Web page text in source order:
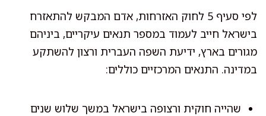
לפי סעיף 5 לחוק האזרחות, אדם המבקש להתאזרח
בישראל חייב לעמוד במספר תנאים עיקריים, ביניהם
מגורים בארץ, ידיעת השפה העברית ורצון להשתקע
במדינה. התנאים המרכזיים כוללים:
שהייה חוקית ורצופה בישראל במשך שלוש שנים